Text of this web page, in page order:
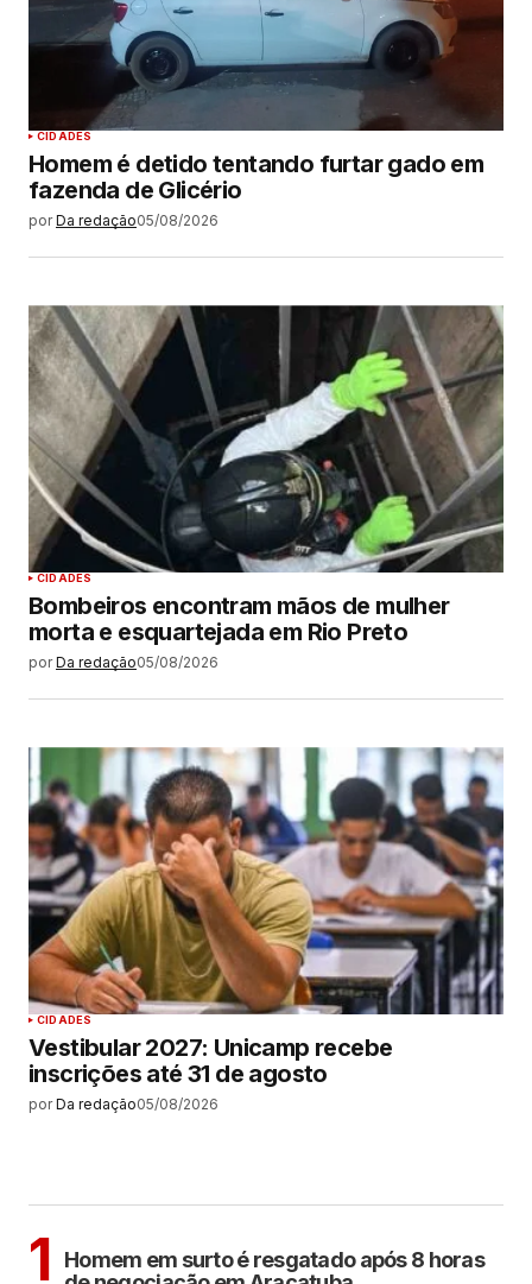
CIDADES
Homem é detido tentando furtar gado em
fazenda de Glicério
por Da redação05/08/2026
CIDADES
Bombeiros encontram mãos de mulher
morta e esquartejada em Rio Preto
por Da redação05/08/2026
CIDADES
Vestibular 2027: Unicamp recebe
inscrições até 31 de agosto
por Da redação05/08/2026
1
Homem em surto é resgatado após 8 horas